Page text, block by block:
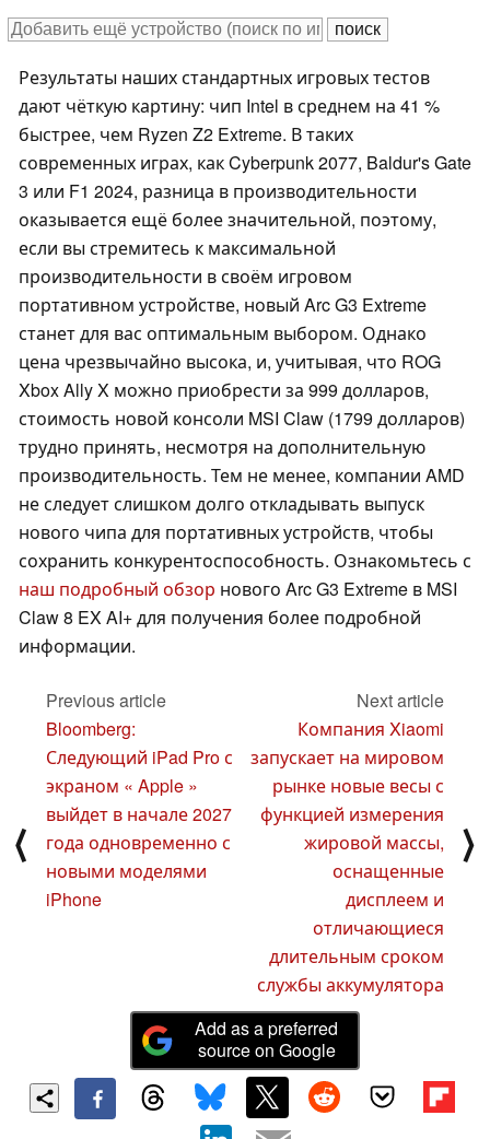
Результаты наших стандартных игровых тестов
дают чёткую картину: чип Intel в среднем на 41 %
быстрее, чем Ryzen Z2 Extreme. В таких
современных играх, как Cyberpunk 2077, Baldur's Gate
3 или F1 2024, разница в производительности
оказывается ещё более значительной, поэтому,
если вы стремитесь к максимальной
производительности в своём игровом
портативном устройстве, новый Arc G3 Extreme
станет для вас оптимальным выбором. Однако
цена чрезвычайно высока, и, учитывая, что ROG
Xbox Ally X можно приобрести за 999 долларов,
стоимость новой консоли MSI Claw (1799 долларов)
трудно принять, несмотря на дополнительную
производительность. Тем не менее, компании AMD
не следует слишком долго откладывать выпуск
нового чипа для портативных устройств, чтобы
сохранить конкурентоспособность. Ознакомьтесь с
наш подробный обзор нового Arc G3 Extreme в MSI
Claw 8 EX AI+ для получения более подробной
информации.
⟨
Previous article
Bloomberg:
Следующий iPad Pro с
экраном « Apple »
выйдет в начале 2027
года одновременно с
новыми моделями
iPhone
Next article
Компания Xiaomi
запускает на мировом
рынке новые весы с
функцией измерения
жировой массы,
оснащенные
дисплеем и
отличающиеся
длительным сроком
службы аккумулятора
⟩
Add as a preferred
source on Google